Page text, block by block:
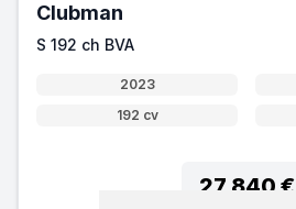
Clubman
S 192 ch BVA
2023
192 cv
27 840 €